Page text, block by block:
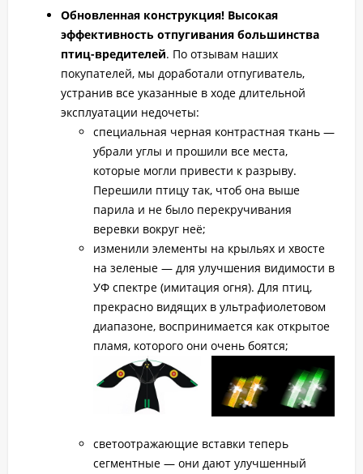
Обновленная конструкция! Высокая
эффективность отпугивания большинства
птиц-вредителей. По отзывам наших
покупателей, мы доработали отпугиватель,
устранив все указанные в ходе длительной
эксплуатации недочеты:
специальная черная контрастная ткань —
убрали углы и прошили все места,
которые могли привести к разрыву.
Перешили птицу так, чтоб она выше
парила и не было перекручивания
веревки вокруг неё;
изменили элементы на крыльях и хвосте
на зеленые — для улучшения видимости в
УФ спектре (имитация огня). Для птиц,
прекрасно видящих в ультрафиолетовом
диапазоне, воспринимается как открытое
пламя, которого они очень боятся;
светоотражающие вставки теперь
сегментные — они дают улучшенный